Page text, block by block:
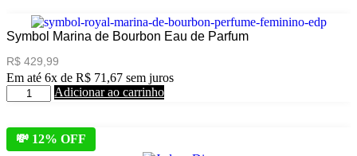
Wataniah
De
Parfum
100ml
quantidade
Symbol Marina de Bourbon Eau de Parfum
R$ 429,99
Em até 6x de R$ 71,67 sem juros
Symbol
Marina
Bourbon
Eau
Adicionar ao carrinho
💸 12% OFF